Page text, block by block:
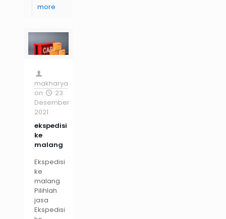
more
makharya
on
23
Desember
2021
ekspedisi
ke
malang
Ekspedisi
ke
malang
Pilihlah
jasa
Ekspedisi